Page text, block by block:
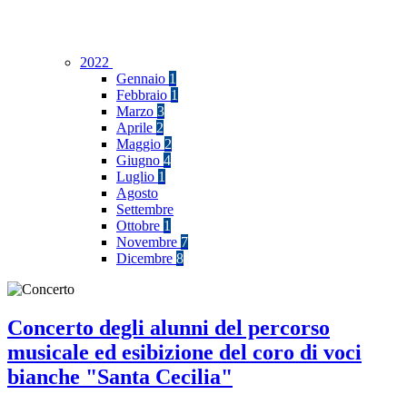
2022
Gennaio 1
Febbraio 1
Marzo 3
Aprile 2
Maggio 2
Giugno 4
Luglio 1
Agosto
Settembre
Ottobre 1
Novembre 7
Dicembre 8
Concerto degli alunni del percorso
musicale ed esibizione del coro di voci
bianche "Santa Cecilia"